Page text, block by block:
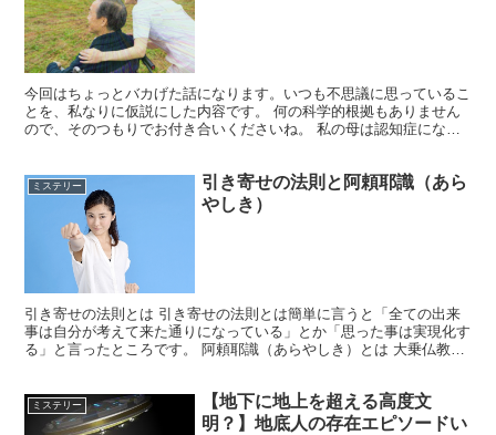
今回はちょっとバカげた話になります。いつも不思議に思っているこ
とを、私なりに仮説にした内容です。 何の科学的根拠もありません
ので、そのつもりでお付き合いくださいね。 私の母は認知症になっ
ミステリー
引き寄せの法則と阿頼耶識（あら
やしき）
引き寄せの法則とは 引き寄せの法則とは簡単に言うと「全ての出来
事は自分が考えて来た通りになっている」とか「思った事は実現化す
る」と言ったところです。 阿頼耶識（あらやしき）とは 大乗仏教の
ミステリー
【地下に地上を超える高度文
明？】地底人の存在エピソードい